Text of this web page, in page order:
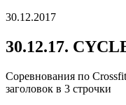
30.12.2017
30.12.17.
Соревнования по
заголовок в 3 строчки